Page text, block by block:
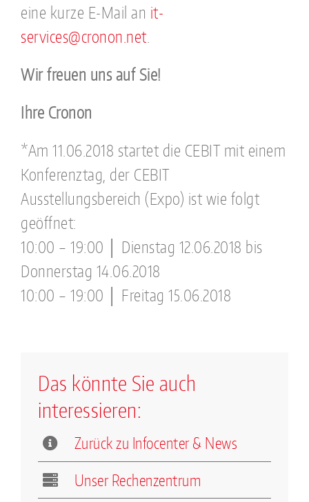
eine kurze E-Mail an it-
services@cronon.net.
Wir freuen uns auf Sie!
Ihre Cronon
*Am 11.06.2018 startet die CEBIT mit einem
Konferenztag, der CEBIT
Ausstellungsbereich (Expo) ist wie folgt
geöffnet:
10:00 – 19:00 │ Dienstag 12.06.2018 bis
Donnerstag 14.06.2018
10:00 – 19:00 │ Freitag 15.06.2018
Das könnte Sie auch
interessieren:
Zurück zu Infocenter & News
Unser Rechenzentrum